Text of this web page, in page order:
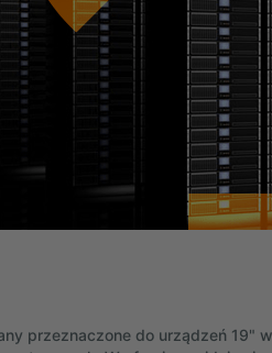
przeznaczone do urządzeń 19" w